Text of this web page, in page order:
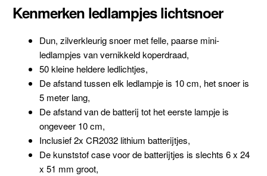
Kenmerken ledlampjes lichtsnoer
Dun, zilverkleurig snoer met felle, paarse mini-
ledlampjes van vernikkeld koperdraad,
50 kleine heldere ledlichtjes,
De afstand tussen elk ledlampje is 10 cm, het snoer is
5 meter lang,
De afstand van de batterij tot het eerste lampje is
ongeveer 10 cm,
Inclusief 2x CR2032 lithium batterijtjes,
De kunststof case voor de batterijtjes is slechts 6 x 24
x 51 mm groot,